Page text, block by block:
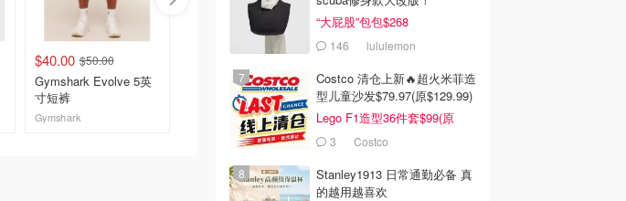
$40.00 $50.00
Gymshark Evolve 5英
寸短裤
Gymshark
Arc'teryx 超轻合成中筒
Arc'teryx 始祖鸟
去购买
adidas Firebird 宽松长
裤
Footlocker加拿大官网
去购买
“大屁股”包包$268
146 lululemon
Costco 清仓上新🔥超火米菲造
型儿童沙发$79.97(原$129.99)
Lego F1造型36件套$99(原
$159)
3 Costco
Stanley1913 日常通勤必备 真
的越用越喜欢